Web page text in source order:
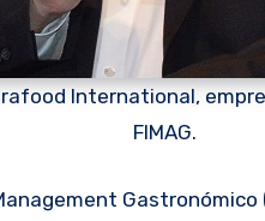
International,
FIMAG.